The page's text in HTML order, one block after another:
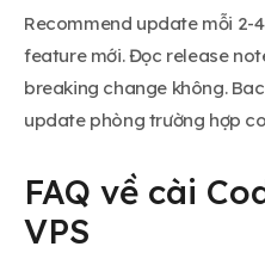
Recommend update mỗi 2-
feature mới. Đọc release
breaking change không.
update phòng trường hợp
FAQ về cài
VPS